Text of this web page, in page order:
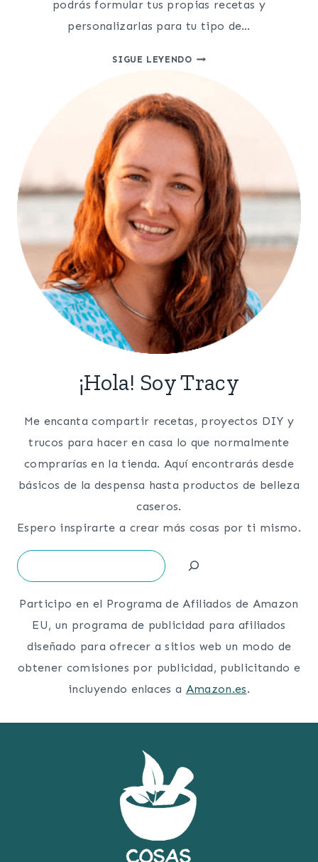
podrás formular tus propias recetas y
personalizarlas para tu tipo de…
SIGUE LEYENDOCÓMO
CREMA
HIDRATANTE
CASERA
BÁSICA
(RECETA
FÁCIL)
¡Hola! Soy Tracy
Me encanta compartir recetas, proyectos DIY y
trucos para hacer en casa lo que normalmente
comprarías en la tienda. Aquí encontrarás desde
básicos de la despensa hasta productos de belleza
caseros.
Espero inspirarte a crear más cosas por ti mismo.
Search
Participo en el Programa de Afiliados de Amazon
EU, un programa de publicidad para afiliados
diseñado para ofrecer a sitios web un modo de
obtener comisiones por publicidad, publicitando e
incluyendo enlaces a Amazon.es.